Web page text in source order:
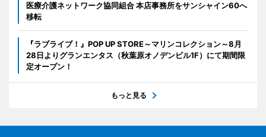
医療介護ネットワーク協同組合 本店事務所をサンシャイン60へ
移転
『ラブライブ！』POP UP STORE～マリンコレクション～8月
28日よりグランエンタス（秋葉原オノデンビル1F）にて期間限
定オープン！
もっと見る